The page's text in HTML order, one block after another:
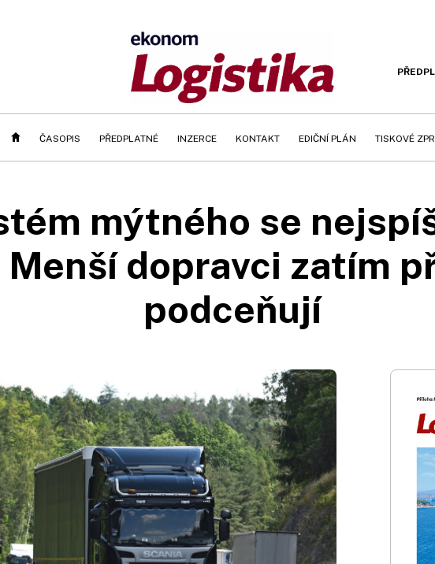
ČASOPIS PŘEDPLATNÉ INZERCE KONTAKT EDIČNÍ PLÁN TISKOVÉ
mýtného se
dopravci zatím
podceňují